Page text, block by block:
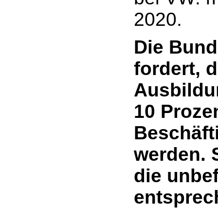
2020.
Die
fordert,
10
werden.
die